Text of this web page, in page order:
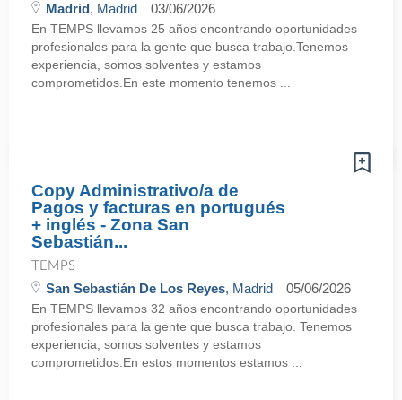
Madrid, Madrid 03/06/2026
En TEMPS llevamos 25 años encontrando oportunidades
profesionales para la gente que busca trabajo.Tenemos
experiencia, somos solventes y estamos
comprometidos.En este momento tenemos ...
Copy Administrativo/a de
Pagos y facturas en portugués
+ inglés - Zona San
Sebastián...
TEMPS
San Sebastián De Los Reyes, Madrid 05/06/2026
En TEMPS llevamos 32 años encontrando oportunidades
profesionales para la gente que busca trabajo. Tenemos
experiencia, somos solventes y estamos
comprometidos.En estos momentos estamos ...